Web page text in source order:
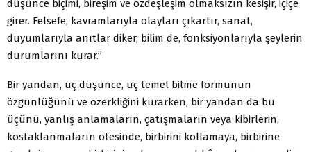
düşünce biçimi, bireşim ve özdeşleşim olmaksızın kesişir, içiçe
girer. Felsefe, kavramlarıyla olayları çıkartır, sanat,
duyumlarıyla anıtlar diker, bilim de, fonksiyonlarıyla şeylerin
durumlarını kurar.”
Bir yandan, üç düşünce, üç temel bilme formunun
özgünlüğünü ve özerkliğini kurarken, bir yandan da bu
üçünü, yanlış anlamaların, çatışmaların veya kibirlerin,
kostaklanmaların ötesinde, birbirini kollamaya, birbirine